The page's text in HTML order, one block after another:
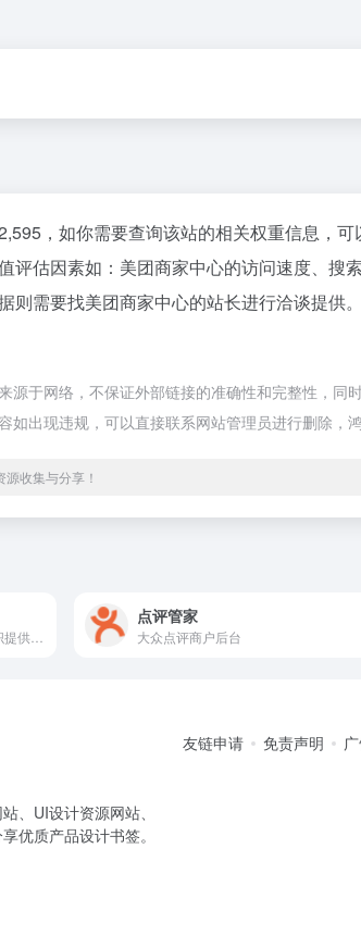
，如你需要查询该站的相关权重信息，可
评估因素如：美团商家中心的访问速度、
则需要找美团商家中心的站长进行洽谈提供
源于网络，不保证外部链接的准确性和完整性，
如出现违规，可以直接联系网站管理员进行删除，
收集与分享！
点评管家
大众点评商户后台
、UI设计资源网站、
优质产品设计书签。
友链申请 免责声明